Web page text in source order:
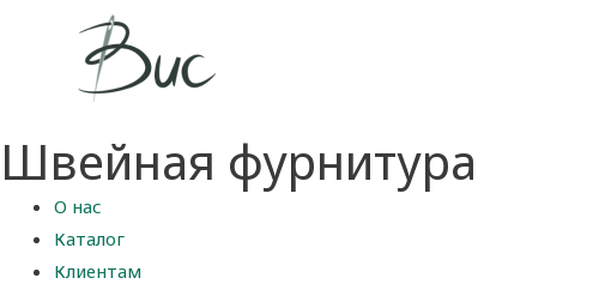
Швейная фурнитура
О нас
Каталог
Клиентам